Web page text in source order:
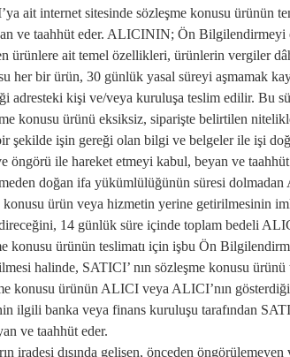
ait internet sitesinde sözleşme konusu ürünün
ve taahhüt eder. ALICININ; Ön Bilgilendirmeyi
ürünlere ait temel özellikleri, ürünlerin vergiler
her bir ürün, 30 günlük yasal süreyi aşmamak
adresteki kişi ve/veya kuruluşa teslim edilir. Bu
konusu ürünü eksiksiz, siparişte belirtilen
şekilde işin gereği olan bilgi ve belgeler ile işi
öngörü ile hareket etmeyi kabul, beyan ve taahhüt
doğan ifa yükümlülüğünün süresi
ürün veya hizmetin yerine getirilmesinin
14 günlük süre içinde toplam bedeli
konusu ürünün teslimatı için işbu Ön
halinde, SATICI’ nın sözleşme konusu
konusu ürünün ALICI veya ALICI’nın
ilgili banka veya finans kuruluşu tarafından
ve taahhüt eder.
iradesi dışında gelişen, önceden